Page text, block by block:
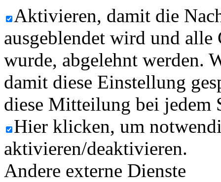
Aktivieren, damit die
ausgeblendet wird und
wurde, abgelehnt werden.
damit diese Einstellung
diese Mitteilung bei jedem
Hier klicken, um
aktivieren/deaktivieren.
Andere externe Dienste